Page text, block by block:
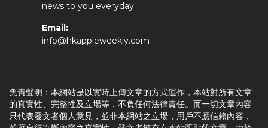
news to you everyday
Email:
info@hkappleweekly.com
免責聲明：本網站是以實時上傳文章的方式運作，本站對所有文章
的真實性、完整性及立場等，不負任何法律責任。而一切文章內容
只代表發文者個人意見，並非本網站之立場，用戶不應信賴內容，